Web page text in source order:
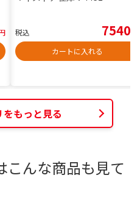
税込 7540
カートに入れる
もっと見る
こんな商品も見て